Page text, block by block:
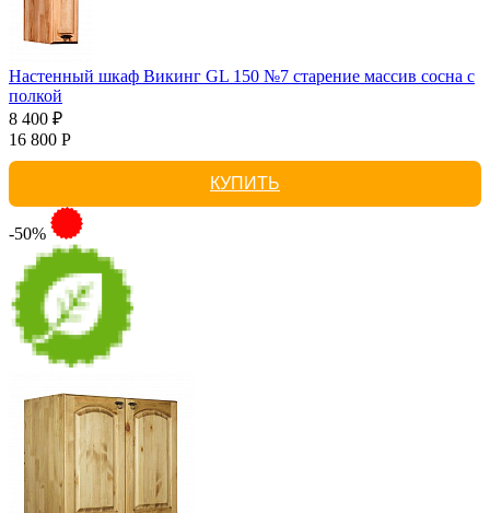
Настенный шкаф Викинг GL 150 №7 старение массив сосна с
полкой
8 400 ₽
16 800 Р
КУПИТЬ
-50%